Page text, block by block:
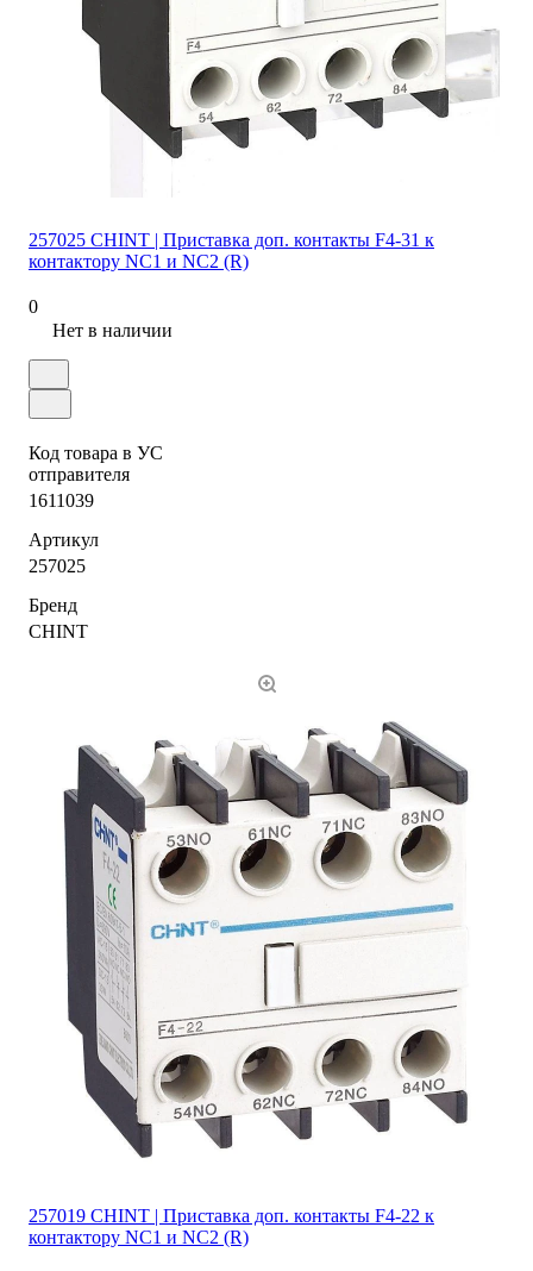
257025 CHINT | Приставка доп. контакты F4-31 к
контактору NC1 и NC2 (R)
0
Нет в наличии
Код товара в УС
отправителя
1611039
Артикул
257025
Бренд
CHINT
257019 CHINT | Приставка доп. контакты F4-22 к
контактору NC1 и NC2 (R)